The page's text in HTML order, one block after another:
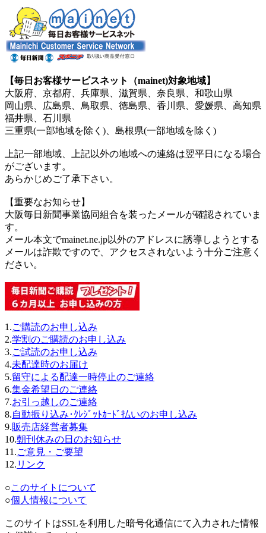
【毎日お客様サービスネット（mainet)対象地域】
大阪府、京都府、兵庫県、滋賀県、奈良県、和歌山県
岡山県、広島県、鳥取県、徳島県、香川県、愛媛県、高知県
福井県、石川県
三重県(一部地域を除く)、島根県(一部地域を除く)
上記一部地域、上記以外の地域への連絡は翌平日になる場合
がございます。
あらかじめご了承下さい。
【重要なお知らせ】
大阪毎日新聞事業協同組合を装ったメールが確認されていま
す。
メール本文でmainet.ne.jp以外のアドレスに誘導しようとする
メールは詐欺ですので、アクセスされないよう十分ご注意く
ださい。
1.ご購読のお申し込み
2.学割のご購読のお申し込み
3.ご試読のお申し込み
4.未配達時のお届け
5.留守による配達一時停止のご連絡
6.集金希望日のご連絡
7.お引っ越しのご連絡
8.自動振り込み･ｸﾚｼﾞｯﾄｶｰﾄﾞ払いのお申し込み
9.販売店経営者募集
10.朝刊休みの日のお知らせ
11.ご意見・ご要望
12. リンク
○このサイトについて
○個人情報について
このサイトはSSLを利用した暗号化通信にて入力された情報